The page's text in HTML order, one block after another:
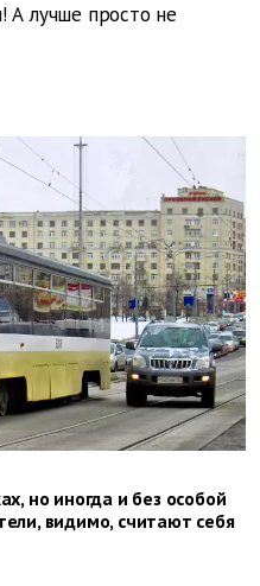
А лучше просто не
но иногда и без особой
видимо, считают себя